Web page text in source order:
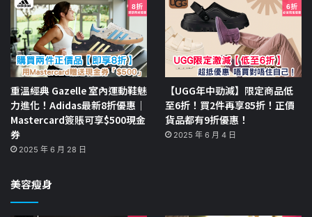
重溫經典 Gazelle 室內運動鞋魅
力進化！Adidas最新8折優惠｜
Mastercard簽賬可享$500現金
券
2025 年 6 月 28 日
【UGG年中勁減】限定商品低
至6折！買2件再享85折！正價
貨品都有9折優惠！
2025 年 6 月 4 日
美容瘦身